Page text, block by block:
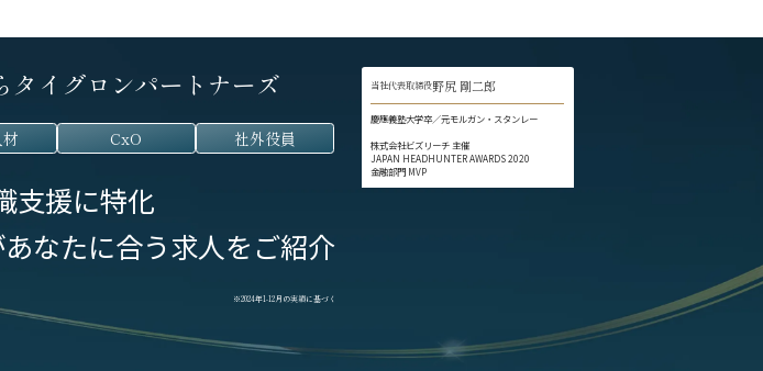
タイグロンパートナーズ
CxO 社外役員
支援に特化
あなたに合う求人をご紹介
※2024年1-12月の実績に基づく
当社代表取締役野尻 剛二郎
慶應義塾大学卒／元モルガン・スタンレー
株式会社ビズリーチ 主催
JAPAN HEADHUNTER AWARDS 2020
金融部門 MVP